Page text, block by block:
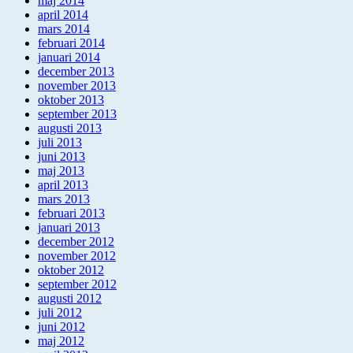
april 2014
mars 2014
februari 2014
januari 2014
december 2013
november 2013
oktober 2013
september 2013
augusti 2013
juli 2013
juni 2013
maj 2013
april 2013
mars 2013
februari 2013
januari 2013
december 2012
november 2012
oktober 2012
september 2012
augusti 2012
juli 2012
juni 2012
maj 2012